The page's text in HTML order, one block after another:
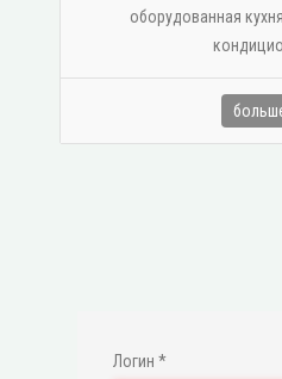
оборудованная
Логин *